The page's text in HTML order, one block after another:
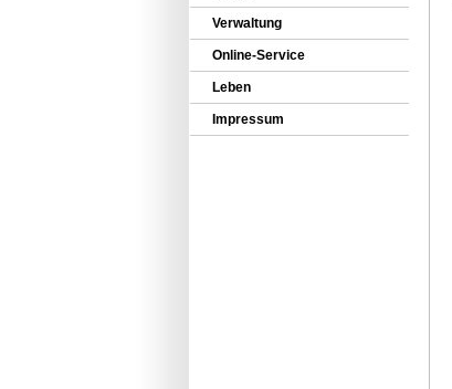
Verwaltung
Online-Service
Leben
Impressum